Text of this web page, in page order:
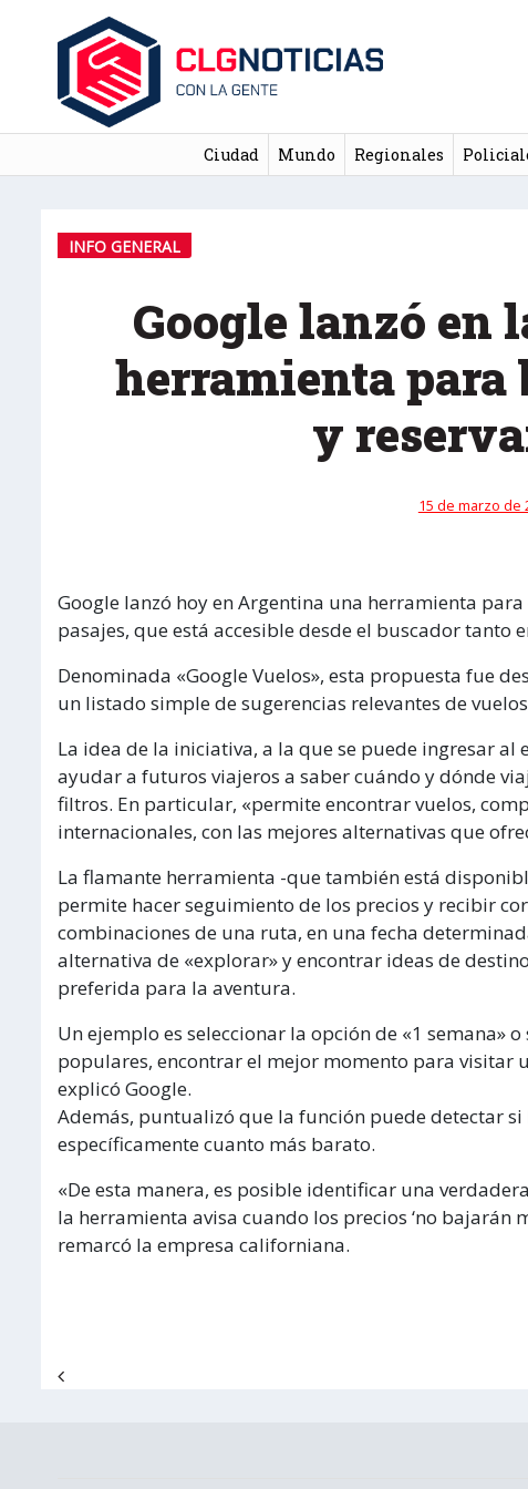
Ciudad Mundo Regionales
INFO GENERAL
Google lanzó en
herramienta para
y
15 de marzo de
Google lanzó hoy en Argentina una herramienta
pasajes, que está accesible desde el buscador tanto
Denominada «Google Vuelos», esta propuesta fue
un listado simple de sugerencias relevantes de
La idea de la iniciativa, a la que se puede ingresar al
ayudar a futuros viajeros a saber cuándo y dónde
filtros. En particular, «permite encontrar vuelos,
internacionales, con las mejores alternativas que
La flamante herramienta -que también está
permite hacer seguimiento de los precios y recibir
combinaciones de una ruta, en una fecha
alternativa de «explorar» y encontrar ideas de
preferida para la aventura.
Un ejemplo es seleccionar la opción de «1 semana»
populares, encontrar el mejor momento para
explicó Google.
Además, puntualizó que la función puede detectar
específicamente cuanto más barato.
«De esta manera, es posible identificar una
la herramienta avisa cuando los precios ‘no bajarán
remarcó la empresa californiana.